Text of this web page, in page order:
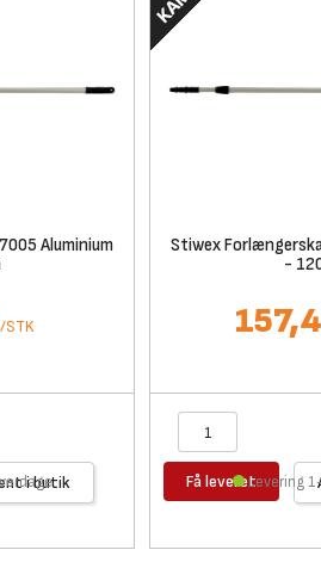
Aluminium
/STK
i butik
Stiwex
-
Få leveretLevering